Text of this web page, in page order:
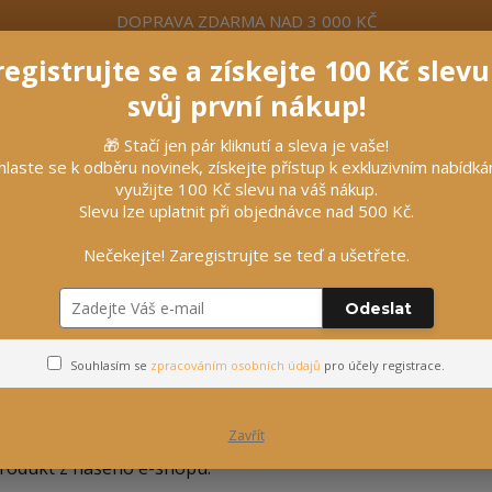
DOPRAVA ZDARMA NAD 3 000 KČ
Více Nevíte si rady? Zavolejte. +420
Vybavení stájí
se nachází v Mystery Boxu?
Po rozkliknutí je vidět ukázkový obrázek, co vše může box
z našeho e-shopu.
se a získejte 100 Kč
svůj první nákup!
🎁 Stačí jen pár kliknutí a sleva je vaše!
se k odběru novinek, získejte přístup k exkluzivním
využijte 100 Kč slevu na váš nákup.
Slevu lze uplatnit při objednávce nad 500 Kč.
Nečekejte! Zaregistrujte se teď a ušetřete.
Odeslat
Souhlasím se zpracováním osobních údajů pro účely registrace.
Zavřít